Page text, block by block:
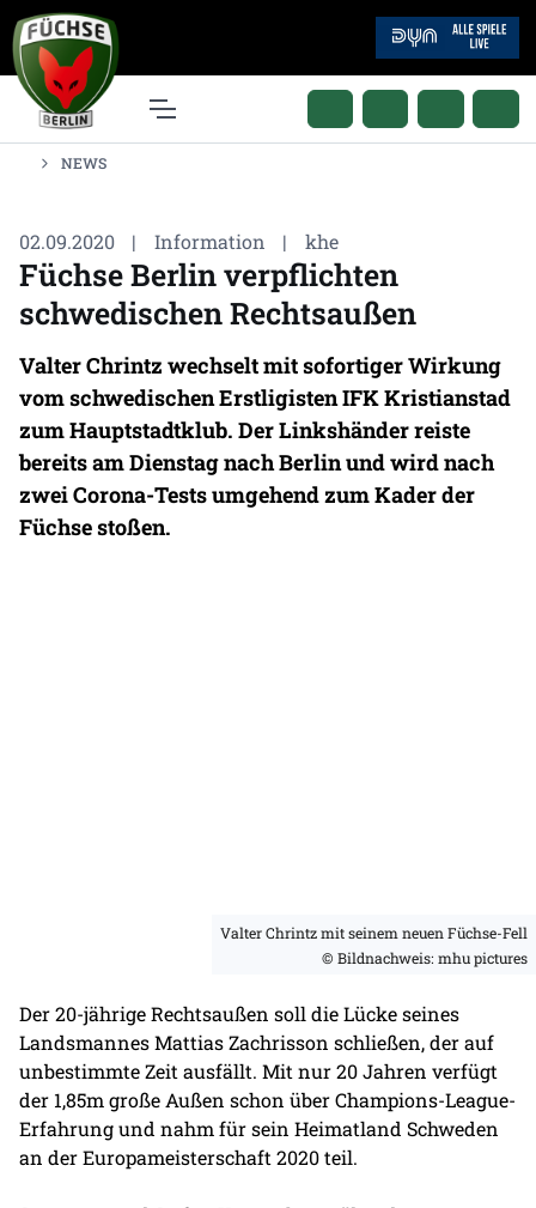
NEWS
02.09.2020 | Information | khe
Füchse Berlin verpflichten
schwedischen Rechtsaußen
Valter Chrintz wechselt mit sofortiger Wirkung
vom schwedischen Erstligisten IFK Kristianstad
zum Hauptstadtklub. Der Linkshänder reiste
bereits am Dienstag nach Berlin und wird nach
zwei Corona-Tests umgehend zum Kader der
Füchse stoßen.
Valter Chrintz mit seinem neuen Füchse-Fell
© Bildnachweis: mhu pictures
Der 20-jährige Rechtsaußen soll die Lücke seines
Landsmannes Mattias Zachrisson schließen, der auf
unbestimmte Zeit ausfällt. Mit nur 20 Jahren verfügt
der 1,85m große Außen schon über Champions-League-
Erfahrung und nahm für sein Heimatland Schweden
an der Europameisterschaft 2020 teil.